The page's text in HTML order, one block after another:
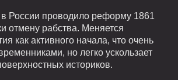
России проводило реформу 1861
отмену рабства. Меняется
как активного начала, что очень
но легко ускользает
историков.